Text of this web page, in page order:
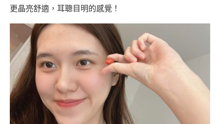
更晶亮舒適，耳聰目明的感覺！